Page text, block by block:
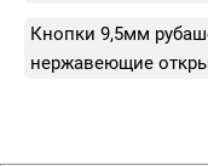
Кнопки 9,5мм
нержавеющие